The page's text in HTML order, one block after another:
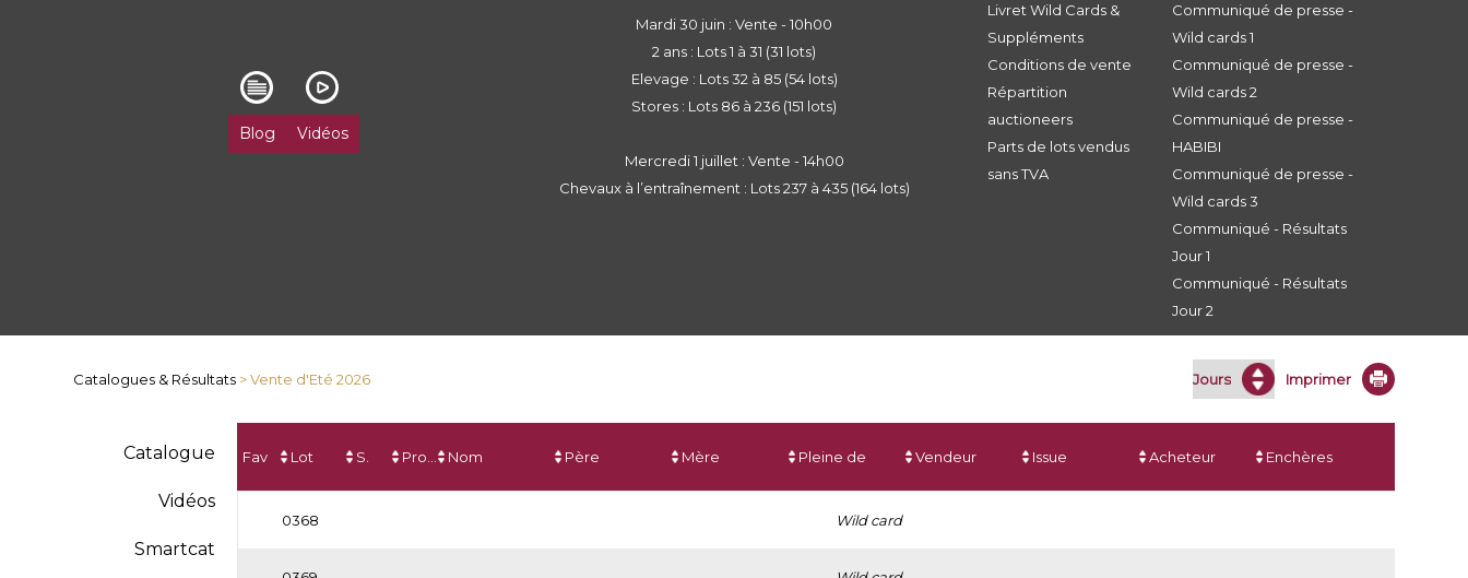
Blog Vidéos
Mardi 30 juin : Vente - 10h00
2 ans : Lots 1 à 31 (31 lots)
Elevage : Lots 32 à 85 (54 lots)
Stores : Lots 86 à 236 (151 lots)
Mercredi 1 juillet : Vente - 14h00
Chevaux à l’entraînement : Lots 237 à 435 (164 lots)
Livret Wild Cards &
Suppléments
Conditions de vente
Répartition
auctioneers
Parts de lots vendus
sans TVA
Communiqué de presse -
Wild cards 1
Communiqué de presse -
Wild cards 2
Communiqué de presse -
HABIBI
Communiqué de presse -
Wild cards 3
Communiqué - Résultats
Jour 1
Communiqué - Résultats
Jour 2
Catalogues & Résultats > Vente d'Eté 2026 Imprimer
Catalogue
Vidéos
Smartcat
Fav Lot S. Nom Père Mère Pleine de Vendeur Issue Acheteur Enchères
0368 Wild card